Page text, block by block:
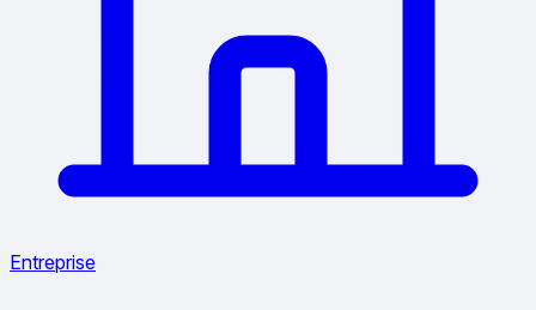
Entreprise